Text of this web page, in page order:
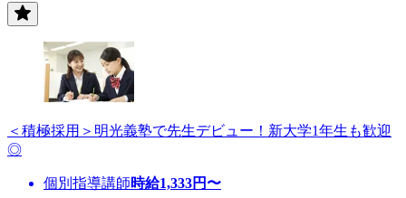
＜積極採用＞明光義塾で先生デビュー！新大学1年生も歓迎
◎
個別指導講師時給1,333円〜